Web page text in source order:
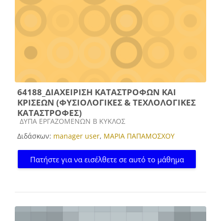
64188_ΔΙΑΧΕΙΡΙΣΗ ΚΑΤΑΣΤΡΟΦΩΝ ΚΑΙ
ΚΡΙΣΕΩΝ (ΦΥΣΙΟΛΟΓΙΚΕΣ & ΤΕΧΛΟΛΟΓΙΚΕΣ
ΚΑΤΑΣΤΡΟΦΕΣ)
Κατηγορία μαθήματος
ΔΥΠΑ ΕΡΓΑΖΟΜΕΝΩΝ Β ΚΥΚΛΟΣ
Διδάσκων: manager user, ΜΑΡΙΑ ΠΑΠΑΜΟΣΧΟΥ
Πατήστε για να εισέλθετε σε αυτό το μάθημα